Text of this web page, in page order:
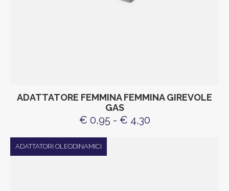
ADATTATORE FEMMINA FEMMINA GIREVOLE
GAS
€ 0,95 - € 4,30
ADATTATORI OLEODINAMICI